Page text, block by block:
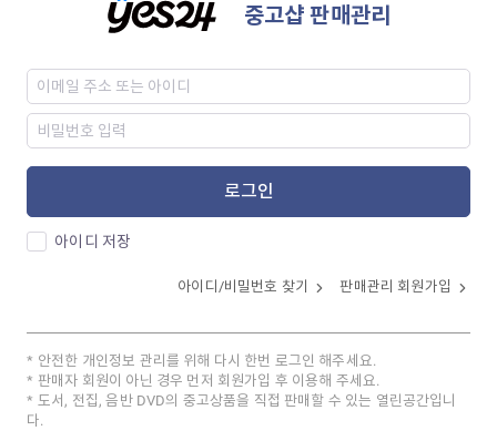
중고샵 판매관리
로그인
아이디 저장
아이디/비밀번호 찾기 판매관리 회원가입
안전한 개인정보 관리를 위해 다시 한번 로그인 해주세요.
판매자 회원이 아닌 경우 먼저 회원가입 후 이용해 주세요.
도서, 전집, 음반 DVD의 중고상품을 직접 판매할 수 있는 열린공간입니
다.